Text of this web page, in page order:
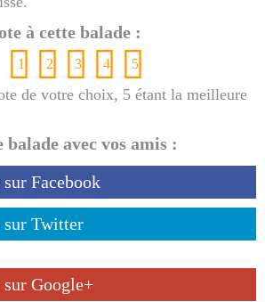
à cette balade :
1 2 3 4 5
de votre choix, 5 étant la meilleure
balade avec vos amis :
Facebook
sur Twitter
sur Google+